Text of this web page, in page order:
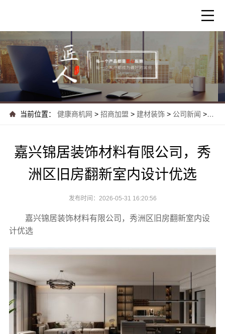
当前位置： 健康商机网> 招商加盟 > 建材装饰> 公司新闻 >
嘉兴锦居装饰材料有限公司，秀
洲区旧房翻新室内设计优选
发布时间：2026-05-31 16:20:56
嘉兴锦居装饰材料有限公司，秀洲区旧房翻新室内设
计优选